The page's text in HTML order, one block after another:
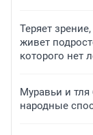
Теряет
живет
которого нет
Муравьи и
народные